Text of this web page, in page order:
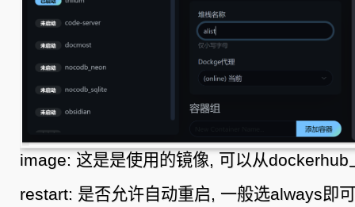
image: 这是是使用的镜像, 可以从dockerhub
restart: 是否允许自动重启, 一般选always即